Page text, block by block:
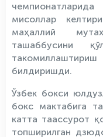
мисоллар
маҳаллий
ташаббусини
билдиришди.
Ўзбек бокси
бокс мактабига
катта таассурот
топширилган